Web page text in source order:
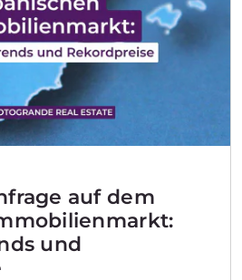
auf dem
und